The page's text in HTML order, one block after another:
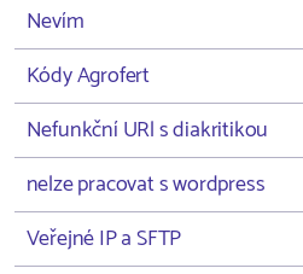
Nevím
Kódy Agrofert
Nefunkční URl s diakritikou
nelze pracovat s wordpress
Veřejné IP a SFTP